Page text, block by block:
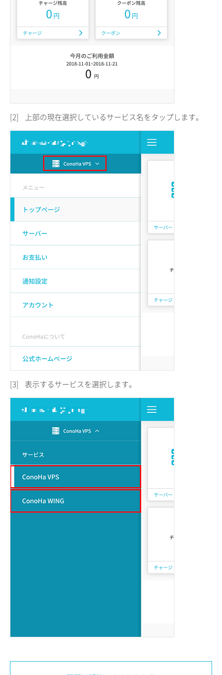
[2] 上部の現在選択しているサービス名をタップします。
[3] 表示するサービスを選択します。